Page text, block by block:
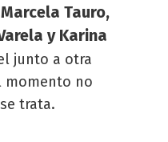
Marcela Tauro,
y Karina
junto a otra
momento no
trata.